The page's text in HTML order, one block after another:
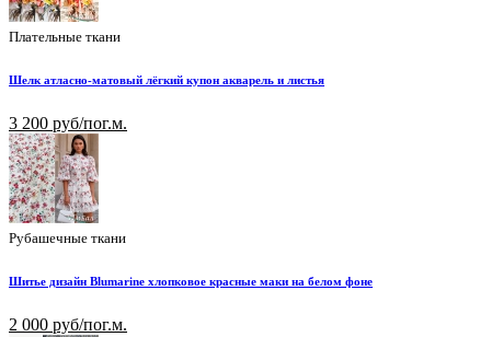
Плательные ткани
Шелк атласно-матовый лёгкий купон акварель и листья
3 200 руб/пог.м.
Рубашечные ткани
Шитье дизайн Blumarine хлопковое красные маки на белом фоне
2 000 руб/пог.м.